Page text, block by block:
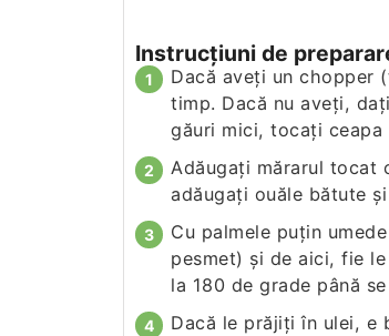
Instrucțiuni de
Dacă aveţi un chopper
timp. Dacă nu aveţi,
găuri mici, tocaţi
Adăugaţi mărarul tocat
adăugaţi ouăle bătute
Cu palmele puţin
pesmet) şi de aici, fie
la 180 de grade până
Dacă le prăjiţi în ulei, e